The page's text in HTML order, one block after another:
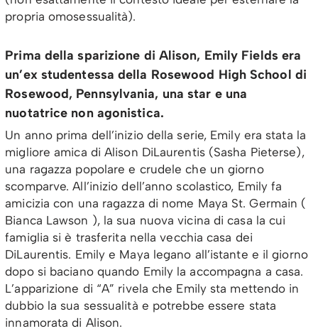
propria omosessualità).
Prima della sparizione di Alison, Emily Fields era
un’ex studentessa della Rosewood High School di
Rosewood, Pennsylvania, una star e una
nuotatrice non agonistica.
Un anno prima dell’inizio della serie, Emily era stata la
migliore amica di Alison DiLaurentis (Sasha Pieterse),
una ragazza popolare e crudele che un giorno
scomparve. All’inizio dell’anno scolastico, Emily fa
amicizia con una ragazza di nome Maya St. Germain (
Bianca Lawson ), la sua nuova vicina di casa la cui
famiglia si è trasferita nella vecchia casa dei
DiLaurentis. Emily e Maya legano all’istante e il giorno
dopo si baciano quando Emily la accompagna a casa.
L’apparizione di “A” rivela che Emily sta mettendo in
dubbio la sua sessualità e potrebbe essere stata
innamorata di Alison.